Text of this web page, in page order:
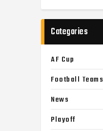
Categories
AF Cup
Football Teams
News
Playoff